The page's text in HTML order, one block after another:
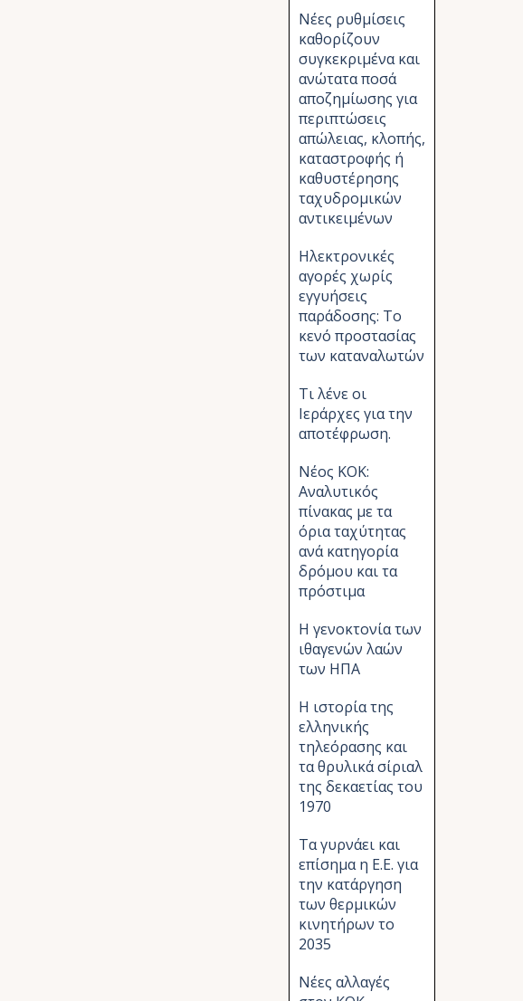
Νέες ρυθμίσεις
καθορίζουν
συγκεκριμένα και
ανώτατα ποσά
αποζημίωσης για
περιπτώσεις
απώλειας, κλοπής,
καταστροφής ή
καθυστέρησης
ταχυδρομικών
αντικειμένων
Ηλεκτρονικές
αγορές χωρίς
εγγυήσεις
παράδοσης: Το
κενό προστασίας
των καταναλωτών
Τι λένε οι
Ιεράρχες για την
αποτέφρωση.
Νέος ΚΟΚ:
Αναλυτικός
πίνακας με τα
όρια ταχύτητας
ανά κατηγορία
δρόμου και τα
πρόστιμα
Η γενοκτονία των
ιθαγενών λαών
των ΗΠΑ
Η ιστορία της
ελληνικής
τηλεόρασης και
τα θρυλικά σίριαλ
της δεκαετίας του
1970
Τα γυρνάει και
επίσημα η Ε.Ε. για
την κατάργηση
των θερμικών
κινητήρων το
2035
Νέες αλλαγές